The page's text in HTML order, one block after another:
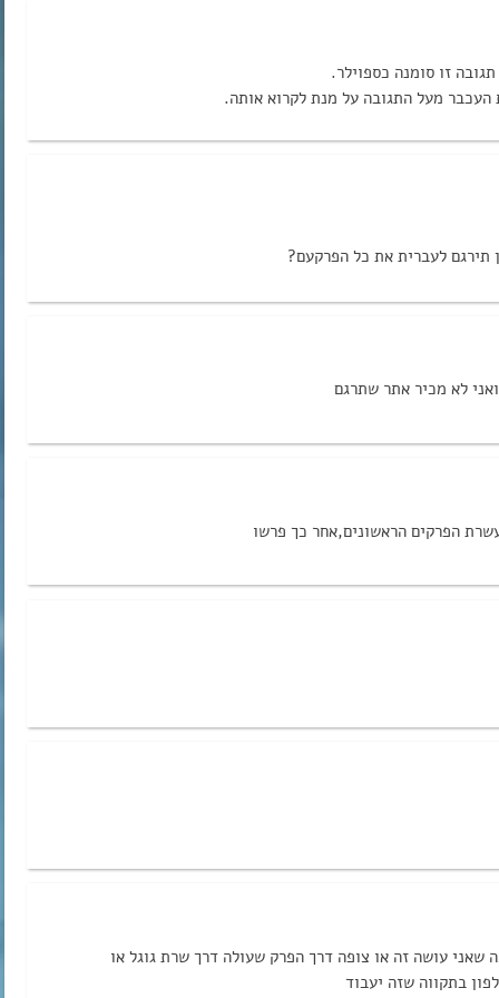
לא מכיר אתר שתרגם
הפרקים הראשונים,אחר כך פרשו
שאני עושה זה או צופה דרך הפרק שעולה דרך שרת גוגל או
בתקווה שזה יעבוד